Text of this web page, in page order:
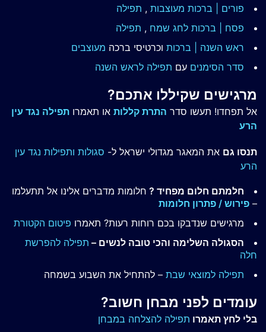
פורים | ברכות מעוצבות , תפילה
פסח | ברכות לחג שמח , תפילה
ראש השנה | ברכות וכרטיסי ברכה מעוצבים
סדר הסימנים עם תפילה לראש השנה
מרגישים שקיללו אתכם?
אל תפחדו! תעשו סדר התרת קללות או תאמרו תפילה נגד עין
הרע
תנסו גם את המאגר מגדולי ישראל ל- סגולות ותפילות נגד עין
הרע
חלמתם חלום מפחיד ? חלומות מדברים אלינו אל תתעלמו
– פירוש / פתרון חלומות
מרגישים שנדבקו בכם רוחות רעות? תאמרו פיטום הקטורת
הסגולה השלימה והכי טובה לנשים – תפילה להפרשת
חלה
תפילה למוצאי שבת – להתחיל את השבוע בשמחה
עומדים לפני מבחן חשוב?
בלי לחץ תאמרו תפילה להצלחה במבחן